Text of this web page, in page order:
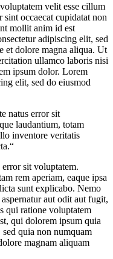
velit esse cillum
occaecat cupidatat non
mollit anim id est
adipiscing elit, sed
et dolore magna aliqua. Ut
ullamco laboris nisi
ipsum dolor. Lorem
elit, sed do eiusmod
natus error sit
laudantium, totam
inventore veritatis
error sit voluptatem.
rem aperiam, eaque ipsa
sunt explicabo. Nemo
aut odit aut fugit,
qui ratione voluptatem
qui dolorem ipsum quia
quia non numquam
magnam aliquam